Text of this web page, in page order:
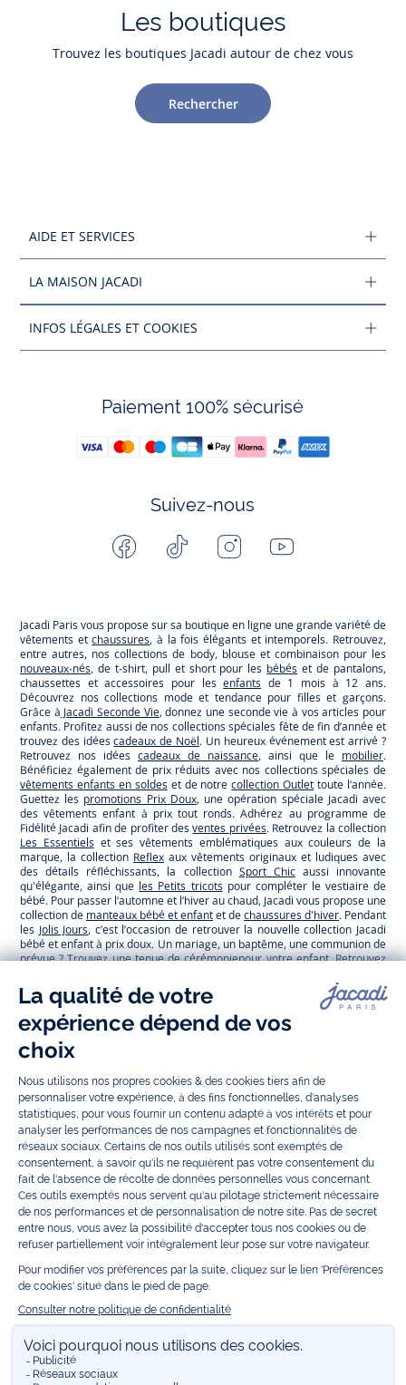
Les boutiques
Trouvez les boutiques Jacadi autour de chez vous
Rechercher
AIDE ET SERVICES
LA MAISON JACADI
INFOS LÉGALES ET COOKIES
Paiement 100% sécurisé
Suivez-nous
Facebook Tiktok InstagramYoutube
Jacadi Paris vous propose sur sa boutique en ligne une grande variété de
vêtements etchaussures, à la fois élégants et intemporels. Retrouvez,
entre autres, nos collections de body, blouse et combinaison pour les
nouveaux-nés, de t-shirt, pull et short pour les bébés et de pantalons,
chaussettes et accessoires pour lesenfants de 1 mois à 12 ans.
Découvrez nos collections mode et tendance pour filles et garçons.
Grâce à Jacadi Seconde Vie, donnez une seconde vie à vos articles pour
enfants. Profitez aussi de nos collections spéciales fête de fin d’année et
trouvez des idéescadeaux de Noël. Un heureux événement est arrivé ?
Retrouvez nos idées cadeaux de naissance, ainsi que le mobilier.
Bénéficiez également de prix réduits avec nos collections spéciales de
vêtements enfants en soldeset de notrecollection Outlet toute l’année.
Guettez les promotions Prix Doux, une opération spéciale Jacadi avec
des vêtements enfant à prix tout ronds. Adhérez au programme de
Fidélité Jacadi afin de profiter desventes privées. Retrouvez la collection
Les Essentielset ses vêtements emblématiques aux couleurs de la
marque, la collection Reflex aux vêtements originaux et ludiques avec
des détails réfléchissants, la collection Sport Chicaussi innovante
qu'élégante, ainsi que les Petits tricotspour compléter le vestiaire de
bébé. Pour passer l’automne et l’hiver au chaud, Jacadi vous propose une
collection de manteaux bébé et enfantet dechaussures d'hiver. Pendant
les Jolis Jours, c’est l’occasion de retrouver la nouvelle collection Jacadi
bébé et enfant à prix doux. Un mariage, un baptême, une communion de
prévue ? Trouvez unetenue de cérémoniepour votre enfant. Retrouvez
malgache Tohana et soutenez un projet permettant à des mamans en
situation de grande précarité d’apprendre le métier de couturière.
Découvrez aussi les patrons Jacadià faire vous-même à partager et à
transmettre. Pour bien s'équiper pour la rentréeet répondre aux
besoins des écoles, retrouvez une
marine, gris, bleu ciel, beige et blanc pour habiller les enfants de la tête
aux pieds. Retrouvez les recommandations Jacadi pour
l'entretien des
belles matières. Réservez en ligne, achetez en boutique avec la
réservation. Retrouvez les réponses à vos questions dans lesFAQ Call &
Collect.
Vous êtes sur le site JacadiFRANCE